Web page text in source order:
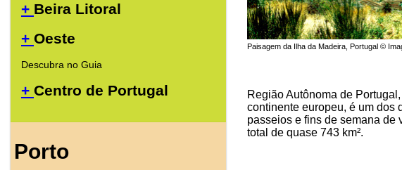
+ Beira Litoral
+ Oeste
Descubra no Guia
+ Centro de Portugal
Porto
Paisagem da Ilha da Madeira, Portugal ©
Região Autônoma de
continente europeu, é um dos
passeios e fins de semana de
total de quase 743 km².